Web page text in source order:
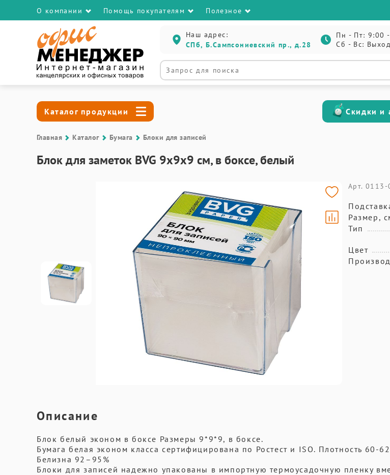
О компании Помощь покупателям Полезное
Наш адрес:
СПб, Б.Сампсониевский пр., д.28
Пн - Пт: 9:00
Сб - Вс:
Каталог продукции Скидки и
Главная Каталог Бумага Блоки для записей
Блок для заметок BVG 9x9x9 см, в боксе, белый
Арт. 0113-
Размер,
Тип
Цвет
Описание
Блок белый эконом в боксе Размеры 9*9*9, в боксе.
Бумага белая эконом класса сертифицирована по Ростест и ISO. Плотность 60-
Белизна 92–95%
Блоки для записей надежно упакованы в импортную термоусадочную пленку